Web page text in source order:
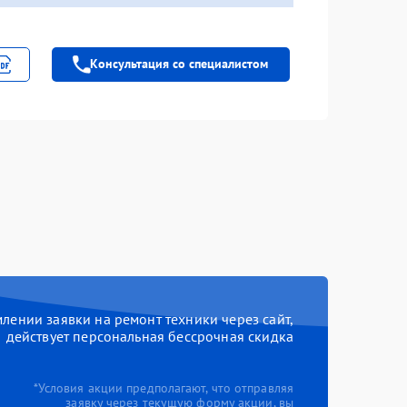
Консультация со специалистом
заявки на ремонт техники через сайт,
действует персональная бессрочная скидка
*Условия акции предполагают, что отправляя
заявку через текущую форму акции, вы